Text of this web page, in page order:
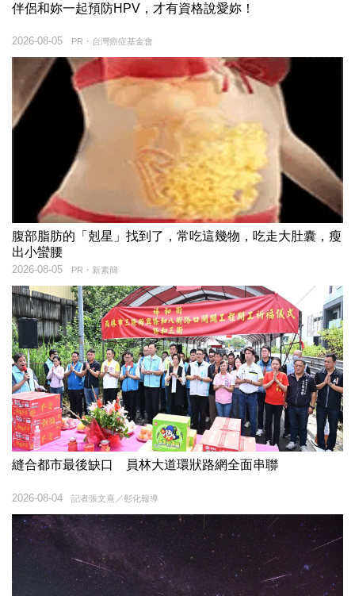
伴侶和妳一起預防HPV，才有資格說愛妳！
PR・台灣癌症基金會
2026-08-05
腹部脂肪的「剋星」找到了，常吃這幾物，吃走大肚囊，瘦
出小蠻腰
PR・新素簡
2026-08-05
縫合都市最後缺口 員林大道環狀路網全面串聯
記者張文熹／彰化報導
2026-08-04